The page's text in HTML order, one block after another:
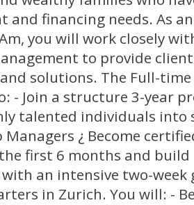
and financing needs. As
you will work closely
to provide
solutions. The Full-
- Join a structure 3-year
talented individuals into
Managers ¿ Become
first 6 months and
with an intensive two-
in Zurich. You will: -